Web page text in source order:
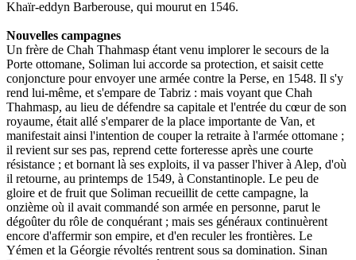
Khaïr-eddyn Barberouse, qui mourut en 1546.
Nouvelles campagnes
Un frère de Chah Thahmasp étant venu implorer le secours de la
Porte ottomane, Soliman lui accorde sa protection, et saisit cette
conjoncture pour envoyer une armée contre la Perse, en 1548. Il s'y
rend lui-même, et s'empare de Tabriz : mais voyant que Chah
Thahmasp, au lieu de défendre sa capitale et l'entrée du cœur de son
royaume, était allé s'emparer de la place importante de Van, et
manifestait ainsi l'intention de couper la retraite à l'armée ottomane ;
il revient sur ses pas, reprend cette forteresse après une courte
résistance ; et bornant là ses exploits, il va passer l'hiver à Alep, d'où
il retourne, au printemps de 1549, à Constantinople. Le peu de
gloire et de fruit que Soliman recueillit de cette campagne, la
onzième où il avait commandé son armée en personne, parut le
dégoûter du rôle de conquérant ; mais ses généraux continuèrent
encore d'affermir son empire, et d'en reculer les frontières. Le
Yémen et la Géorgie révoltés rentrent sous sa domination. Sinan